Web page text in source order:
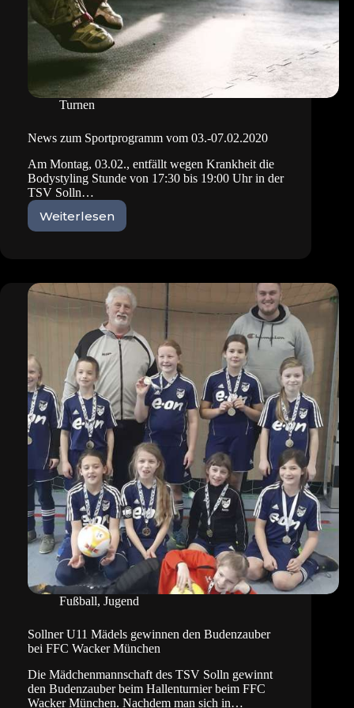
Turnen
News zum Sportprogramm vom 03.-07.02.2020
Am Montag, 03.02., entfällt wegen Krankheit die
Bodystyling Stunde von 17:30 bis 19:00 Uhr in der
TSV Solln…
Weiterlesen
News
03.-07.02.2020
Fußball, Jugend
Sollner U11 Mädels gewinnen den Budenzauber
bei FFC Wacker München
Die Mädchenmannschaft des TSV Solln gewinnt
den Budenzauber beim Hallenturnier beim FFC
Wacker München. Nachdem man sich in…